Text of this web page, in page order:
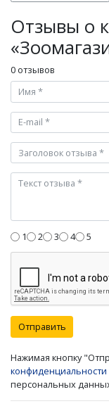
Отзывы о
0 отзывов
1 2 3 4 5
Отправить
Нажимая кнопку
конфиденциальности
персональных